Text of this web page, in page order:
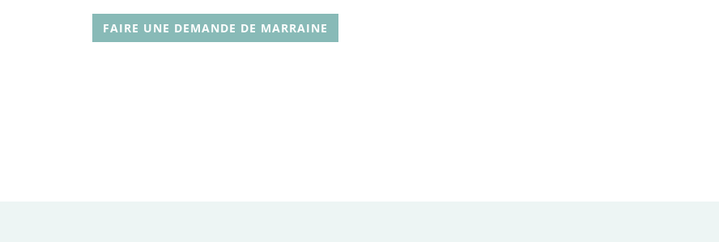
FAIRE UNE DEMANDE DE MARRAINE